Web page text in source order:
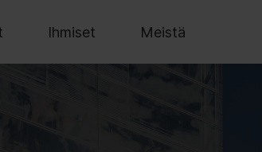
Ihmiset Meistä